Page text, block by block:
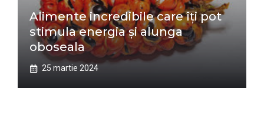
Alimente incredibile care îți pot
stimula energia și alunga
oboseala
25 martie 2024